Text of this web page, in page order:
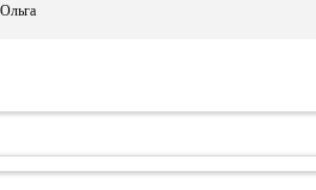
Ольга